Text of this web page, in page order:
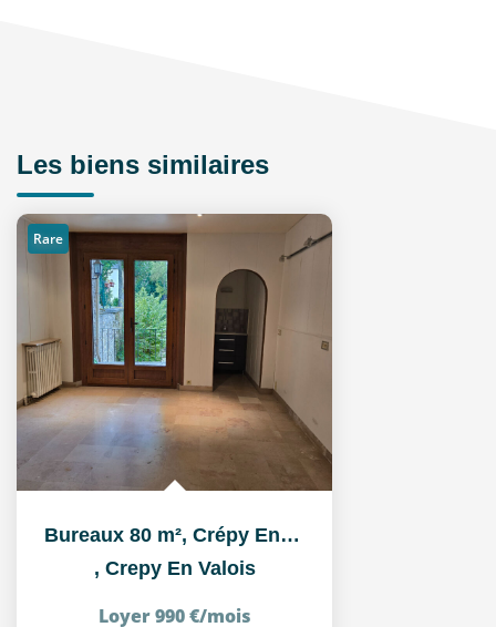
Les biens similaires
Rare
Bureaux 80 m², Crépy En Valois centre ville, proche parking
, Crepy En Valois
Loyer 990 €/mois